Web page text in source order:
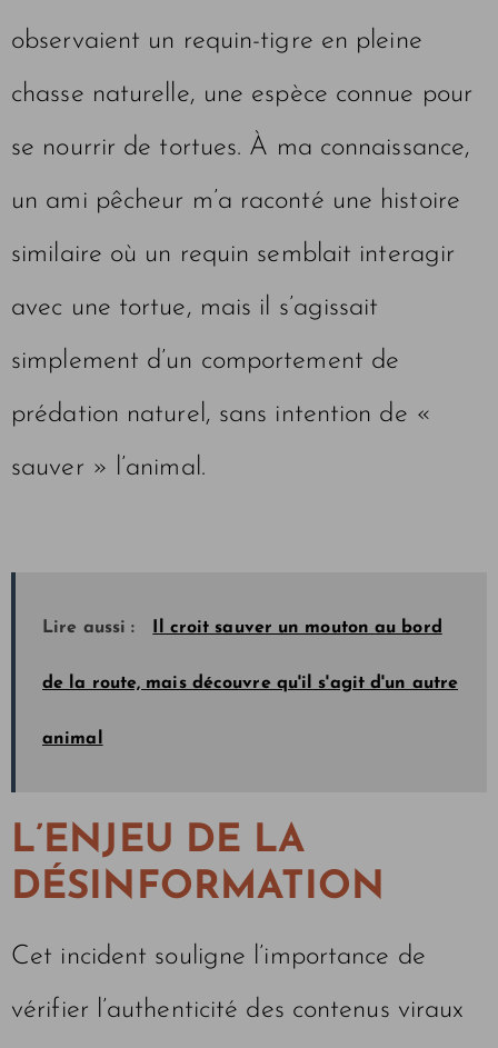
observaient un requin-tigre en pleine
chasse naturelle, une espèce connue pour
se nourrir de tortues. À ma connaissance,
un ami pêcheur m’a raconté une histoire
similaire où un requin semblait interagir
avec une tortue, mais il s’agissait
simplement d’un comportement de
prédation naturel, sans intention de «
sauver » l’animal.
Lire aussi : Il croit sauver un mouton au bord
de la route, mais découvre qu'il s'agit d'un autre
animal
L’ENJEU DE LA
DÉSINFORMATION
Cet incident souligne l’importance de
vérifier l’authenticité des contenus viraux